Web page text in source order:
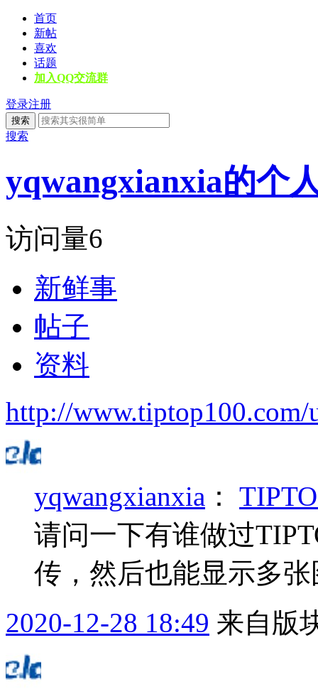
首页
新帖
喜欢
话题
加入QQ交流群
登录注册
搜索
搜索
yqwangxianxia的个
访问量6
新鲜事
帖子
资料
http://www.tiptop100.com/
yqwangxianxia ：
请问一下有谁做过
传，然后也能显示多
2020-12-28 18:49 来自版